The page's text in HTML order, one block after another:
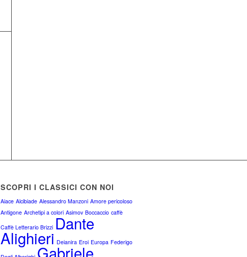
SCOPRI I CLASSICI CON NOI
Aiace Alcibiade Alessandro Manzoni Amore pericoloso
Antigone Archetipi a colori Asimov Boccaccio caffè
Caffè Letterario Brizzi Dante
Alighieri Deianira Eroi Europa Federigo
Gabriele